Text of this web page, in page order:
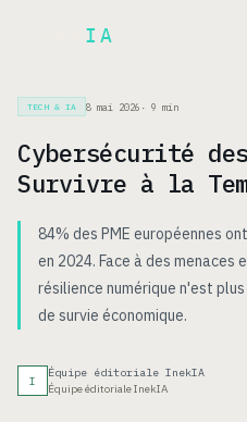
IA
TECH & IA 8 mai 2026 · 9 min
Cybersécurité
Survivre à la
84% des PME européennes
en 2024. Face à des menaces
résilience numérique n'est
de survie économique.
I
Équipe éditoriale InekIA
Équipe éditoriale InekIA